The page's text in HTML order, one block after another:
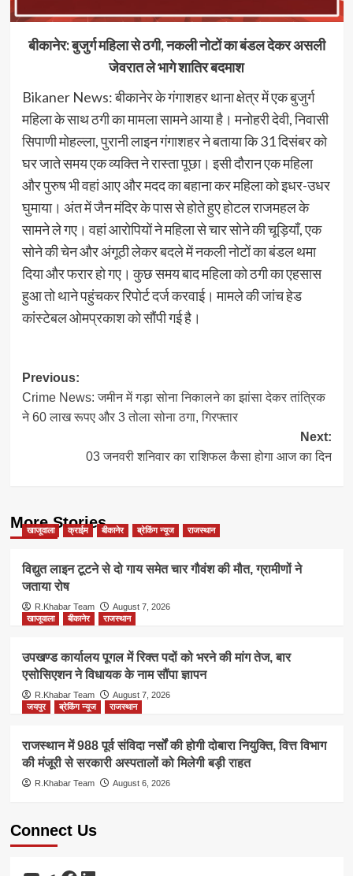
बीकानेर: बुजुर्ग महिला से ठगी, नकली नोटों का बंडल देकर असली
जेवरात ले भागे शातिर बदमाश
Bikaner News: बीकानेर के गंगाशहर थाना क्षेत्र में एक बुजुर्ग
महिला के साथ ठगी का मामला सामने आया है। मनोहरी देवी, निवासी
सिपाणी मोहल्ला, पुरानी लाइन गंगाशहर ने बताया कि 31 दिसंबर को
घर जाते समय एक व्यक्ति ने रास्ता पूछा। इसी दौरान एक महिला
और पुरुष भी वहां आए और मदद का बहाना कर महिला को इधर-उधर
घुमाया। अंत में जैन मंदिर के पास से होते हुए होटल राजमहल के
सामने ले गए। वहां आरोपियों ने महिला से चार सोने की चूड़ियाँ, एक
सोने की चेन और अंगूठी लेकर बदले में नकली नोटों का बंडल थमा
दिया और फरार हो गए। कुछ समय बाद महिला को ठगी का एहसास
हुआ तो थाने पहुंचकर रिपोर्ट दर्ज करवाई। मामले की जांच हेड
कांस्टेबल ओमप्रकाश को सौंपी गई है।
Post
navigation
Previous:
Crime News: जमीन में गड़ा सोना निकालने का झांसा देकर तांत्रिक
ने 60 लाख रूपए और 3 तोला सोना ठगा, गिरफ्तार
Next:
03 जनवरी शनिवार का राशिफल कैसा होगा आज का दिन
More Stories
खाजूवाला क्राईम बीकानेर ब्रेकिंग न्यूज राजस्थान
विद्युत लाइन टूटने से दो गाय समेत चार गौवंश की मौत, ग्रामीणों ने
जताया रोष
R.Khabar Team
August 7, 2026
खाजूवाला
बीकानेर राजस्थान
उपखण्ड कार्यालय पूगल में रिक्त पदों को भरने की मांग तेज, बार
एसोसिएशन ने विधायक के नाम सौंपा ज्ञापन
R.Khabar Team
August 7, 2026
जयपुर
ब्रेकिंग न्यूज राजस्थान
राजस्थान में 988 पूर्व संविदा नर्सों की होगी दोबारा नियुक्ति, वित्त विभाग
की मंजूरी से सरकारी अस्पतालों को मिलेगी बड़ी राहत
R.Khabar Team August 6, 2026
Connect Us